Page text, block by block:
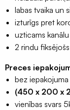
labas tvaika un
izturīgs pret
uzticams
2 rindu
Preces
bez iepakojuma
(450 x 200 x
vienības svars
lentas
EPDM
Terases
lentas
Naglu
latojumam